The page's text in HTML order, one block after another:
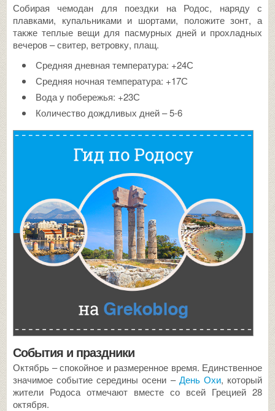
Собирая чемодан для поездки на Родос, наряду с
плавками, купальниками и шортами, положите зонт, а
также теплые вещи для пасмурных дней и прохладных
вечеров – свитер, ветровку, плащ.
Средняя дневная температура: +24С
Средняя ночная температура: +17С
Вода у побережья: +23С
Количество дождливых дней – 5-6
События и праздники
Октябрь – спокойное и размеренное время. Единственное
значимое событие середины осени – День Охи, который
жители Родоса отмечают вместе со всей Грецией 28
октября.